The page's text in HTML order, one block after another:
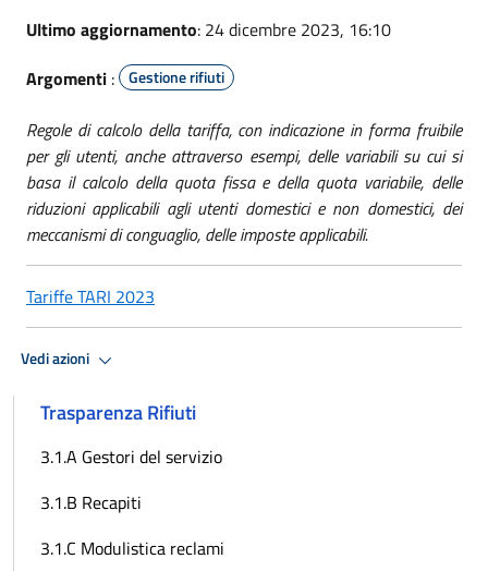
Ultimo aggiornamento: 24 dicembre 2023, 16:10
Argomenti : Gestione rifiuti
Regole di calcolo della tariffa, con indicazione in forma fruibile
per gli utenti, anche attraverso esempi, delle variabili su cui si
basa il calcolo della quota fissa e della quota variabile, delle
riduzioni applicabili agli utenti domestici e non domestici, dei
meccanismi di conguaglio, delle imposte applicabili.
Tariffe TARI 2023
Vedi azioni
Trasparenza Rifiuti
3.1.A Gestori del servizio
3.1.B Recapiti
3.1.C Modulistica reclami